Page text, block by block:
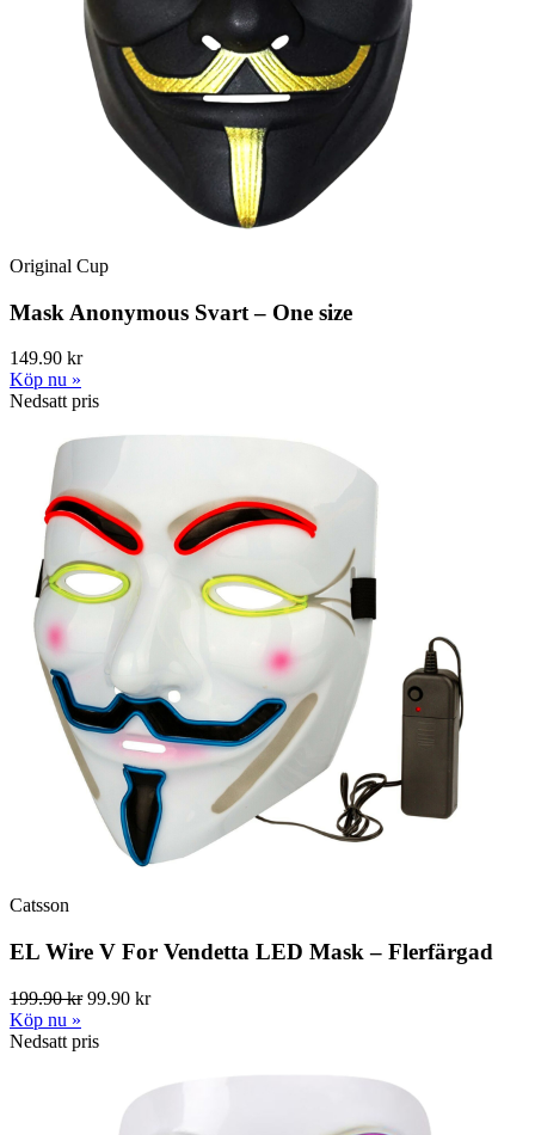
Original Cup
Mask Anonymous Svart – One size
149.90 kr
Köp nu »
Nedsatt pris
Catsson
EL Wire V For Vendetta LED Mask – Flerfärgad
199.90 kr99.90 kr
Köp nu »
Nedsatt pris